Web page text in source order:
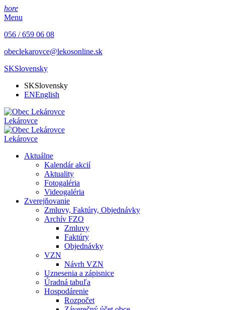
hore
Menu
056 / 659 06 08
obeclekarovce@lekosonline.sk
SKSlovensky
SKSlovensky
ENEnglish
Lekárovce
Lekárovce
Aktuálne
Kalendár akcií
Aktuality
Fotogaléria
Videogaléria
Zverejňovanie
Zmluvy, Faktúry, Objednávky
Archív FZO
Zmluvy
Faktúry
Objednávky
VZN
Návrh VZN
Uznesenia a zápisnice
Úradná tabuľa
Hospodárenie
Rozpočet